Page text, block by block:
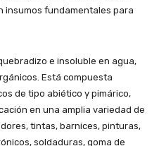
insumos fundamentales para
e insoluble en agua,
Está compuesta
de tipo abiético y pimárico,
en una amplia variedad de
tintas, barnices, pinturas,
soldaduras, goma de